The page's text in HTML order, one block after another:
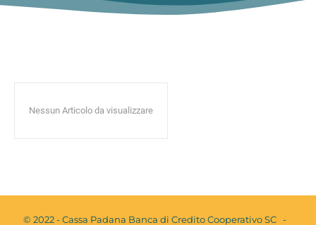
Nessun Articolo da visualizzare
© 2022 - Cassa Padana Banca di Credito Cooperativo SC -